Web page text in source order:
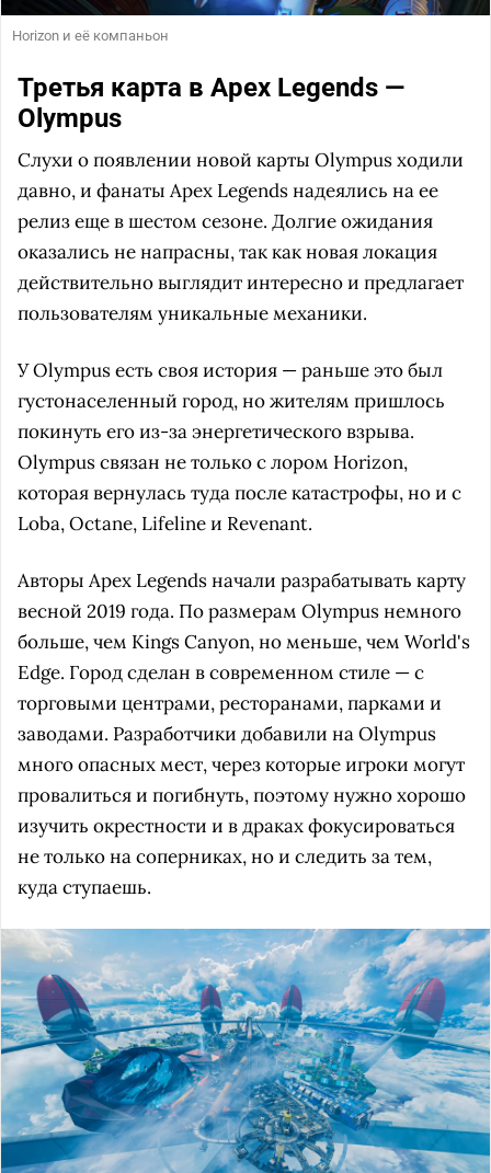
Horizon и её компаньон
Третья карта в Apex Legends —
Olympus
Слухи о появлении новой карты Olympus ходили
давно, и фанаты Apex Legends надеялись на ее
релиз еще в шестом сезоне. Долгие ожидания
оказались не напрасны, так как новая локация
действительно выглядит интересно и предлагает
пользователям уникальные механики.
У Olympus есть своя история — раньше это был
густонаселенный город, но жителям пришлось
покинуть его из-за энергетического взрыва.
Olympus связан не только с лором Horizon,
которая вернулась туда после катастрофы, но и с
Loba, Octane, Lifeline и Revenant.
Авторы Apex Legends начали разрабатывать карту
весной 2019 года. По размерам Olympus немного
больше, чем Kings Canyon, но меньше, чем World's
Edge. Город сделан в современном стиле — с
торговыми центрами, ресторанами, парками и
заводами. Разработчики добавили на Olympus
много опасных мест, через которые игроки могут
провалиться и погибнуть, поэтому нужно хорошо
изучить окрестности и в драках фокусироваться
не только на соперниках, но и следить за тем,
куда ступаешь.